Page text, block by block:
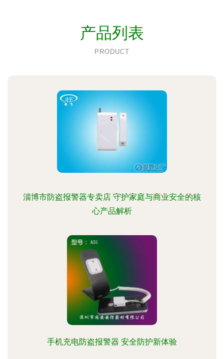
产品列表
PRODUCT
淄博市防盗报警器专卖店 守护家庭与商业安全的核
心产品解析
手机充电防盗报警器 安全防护新体验